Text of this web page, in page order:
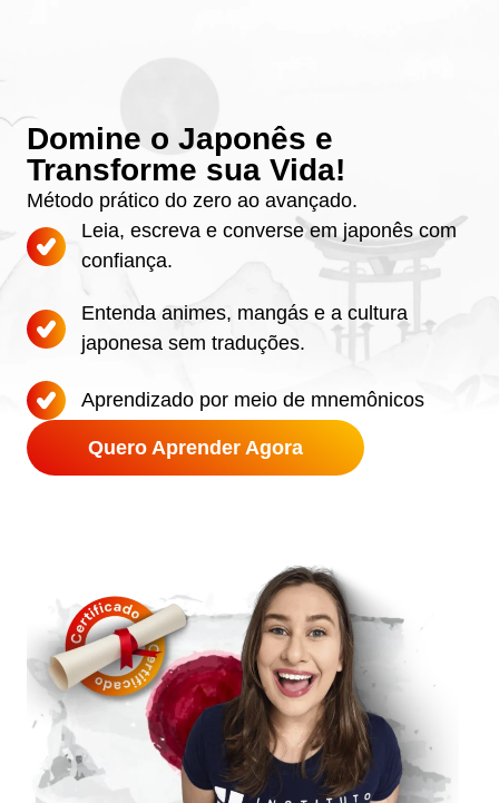
Domine o Japonês e
Transforme sua Vida!
Método prático do zero ao avançado.
Leia, escreva e converse em japonês com
confiança.
Entenda animes, mangás e a cultura
japonesa sem traduções.
Aprendizado por meio de mnemônicos
Quero Aprender Agora